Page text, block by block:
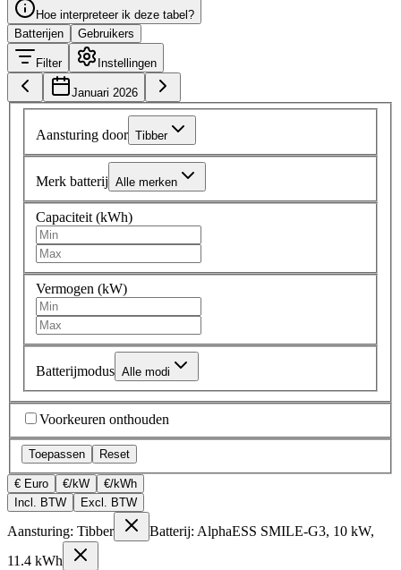
Hoe interpreteer ik deze tabel?
Batterijen
Gebruikers
Filter Instellingen
Januari 2026
Aansturing door Tibber
Merk batterij Alle merken
Capaciteit (kWh)
Vermogen (kW)
Batterijmodus Alle modi
Voorkeuren onthouden
Toepassen Reset
€ Euro €/kW
€/kWh
Incl. BTW
Excl. BTW
Aansturing: Tibber
Batterij: AlphaESS SMILE-G3, 10 kW,
11.4 kWh